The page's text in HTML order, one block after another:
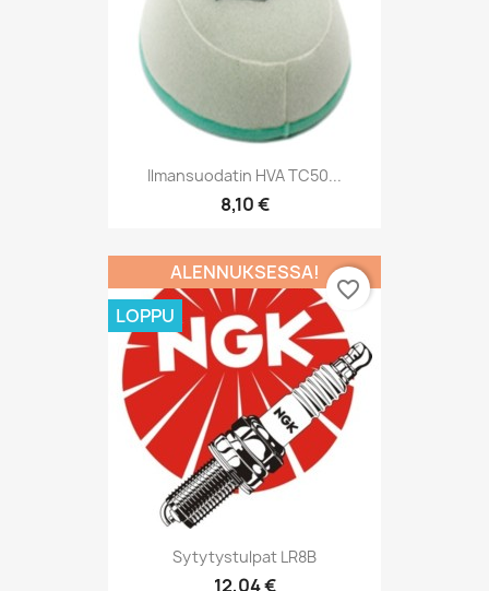
Ilmansuodatin HVA TC50...
8,10 €
Sytytystulpat LR8B
12,04 €
ALENNUKSESSA!
LOPPU
favorite_border